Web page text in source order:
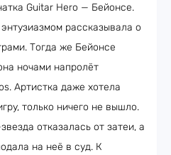
Guitar Hero — Бейонсе.
рассказывала о
Тогда же Бейонсе
ночами напролёт
Артистка даже хотела
только ничего не вышло.
отказалась от затеи, а
на неё в суд. К